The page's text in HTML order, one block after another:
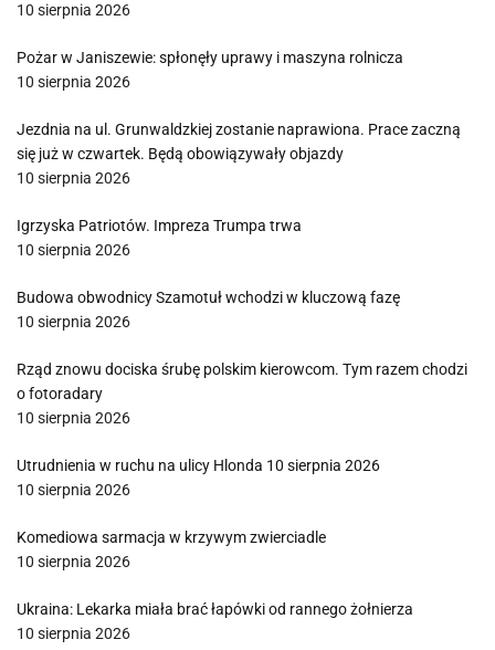
10 sierpnia 2026
Pożar w Janiszewie: spłonęły uprawy i maszyna rolnicza
10 sierpnia 2026
Jezdnia na ul. Grunwaldzkiej zostanie naprawiona. Prace zaczną
się już w czwartek. Będą obowiązywały objazdy
10 sierpnia 2026
Igrzyska Patriotów. Impreza Trumpa trwa
10 sierpnia 2026
Budowa obwodnicy Szamotuł wchodzi w kluczową fazę
10 sierpnia 2026
Rząd znowu dociska śrubę polskim kierowcom. Tym razem chodzi
o fotoradary
10 sierpnia 2026
Utrudnienia w ruchu na ulicy Hlonda 10 sierpnia 2026
10 sierpnia 2026
Komediowa sarmacja w krzywym zwierciadle
10 sierpnia 2026
Ukraina: Lekarka miała brać łapówki od rannego żołnierza
10 sierpnia 2026